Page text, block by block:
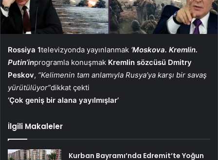
Rossiya 1televizyonda yayınlanmak ‘Moskova. Kremlin.
Putin’inprogramla konuşmak Kremlin sözcüsü Dmitry
Peskov, “Kelimenin tam anlamıyla Rusya’ya karşı bir savaş
yürütülüyor”dikkat çekti
‘Çok geniş bir alana yayılmışlar’
İlgili Makaleler
Kurban Bayramı’nda Edremit’te Yoğun